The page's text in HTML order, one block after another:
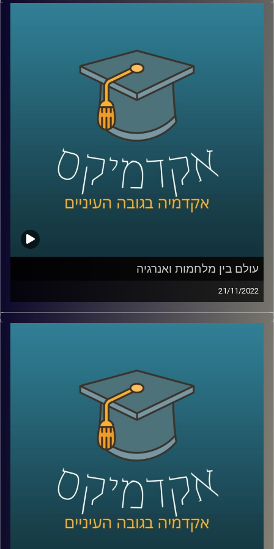
הציבורי: פסקת ההתגברות, סמכויות בית המשפט העליון, ראש
בפרקים הקרובים של אקדמיקס אצלול לכמה מסוגיות
חוקתיות אלו ויחד עם פרופ' רבקה ווייל, מרצה וחוקרת של
משפט חוקתי, ציבורי והשוואתי, אקיים שיחה אקדמית בגובה
העיניים על הנושאים שבערו בבחירות האחרונות ומשפיעים על
ובפרק הזה –פסקת ההתגברות: מה המשמעות שלה, כיצד
מיושמת בעולם ומדוע הפכה לדרישה במשא ומתן המתקיים
של מספר מפלגות.
קרדיט תמונות:AudioVersity
עולם בין מלחמות ואנרגיה
21/11/2022
המלחמה בין רוסיה ואוקראינה הדגישה לנו את חשיבות
האנרגיה בכלכלה העולמית. בפרק זה ד״ר עמית מור יפרט על
AudioVersity